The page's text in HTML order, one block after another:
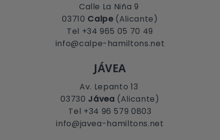
Calle La Niña 9
03710 Calpe(Alicante)
Tel +34 965 05 70 49
info@calpe-hamiltons.net
JÁVEA
Av. Lepanto 13
03730 Jávea (Alicante)
Tel +34 96 579 0803
info@javea-hamiltons.net